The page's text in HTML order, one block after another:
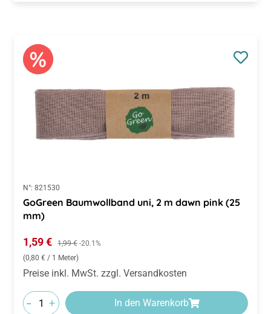
N°: 821530
GoGreen Baumwollband uni, 2 m dawn pink (25
mm)
Verkaufspreis:
1,59 € Regulärer Preis:
1,99 € -20.1%
(0,80 € / 1 Meter)
Preise inkl. MwSt. zzgl. Versandkosten
- + In den Warenkorb